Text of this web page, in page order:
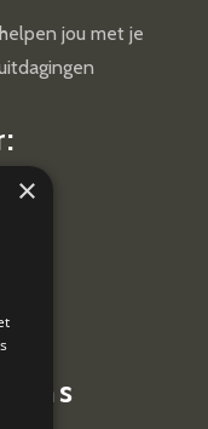
jou met je
×